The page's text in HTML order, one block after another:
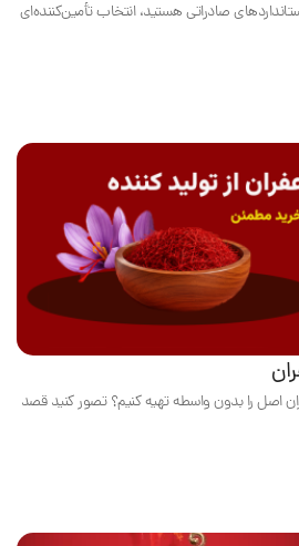
صادراتی هستید، انتخاب تأمین‌کننده‌ای
اصل را بدون واسطه تهیه کنیم؟ تصور کنید قصد